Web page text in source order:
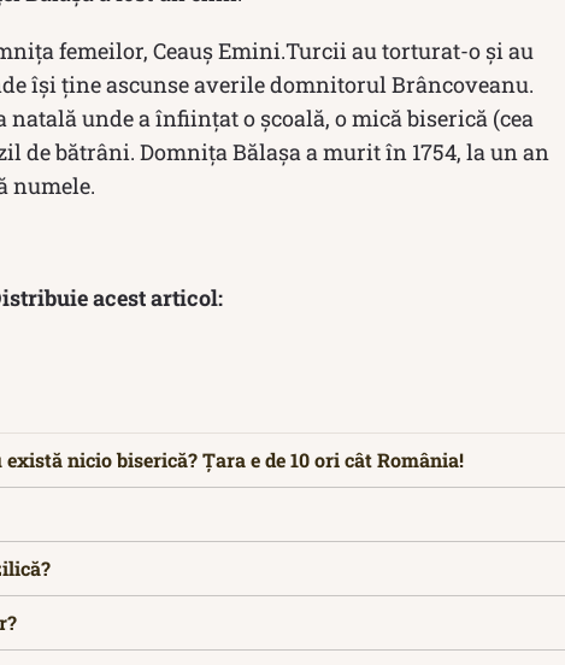
femeilor, Ceauş Emini.Turcii au torturat-o şi au
îşi ţine ascunse averile domnitorul Brâncoveanu.
unde a înfiinţat o şcoală, o mică biserică (cea
de bătrâni. Domniţa Bălaşa a murit în 1754, la un an
numele.
acest articol:
nicio biserică? Țara e de 10 ori cât România!